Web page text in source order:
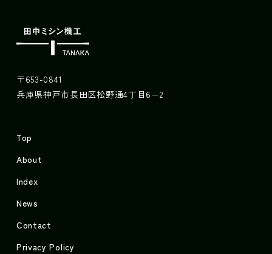
〒653-0841
兵庫県神戸市長田区松野通4丁目6−2
Top
About
Index
News
Contact
Privacy Policy